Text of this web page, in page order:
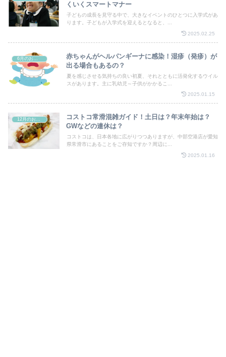
くいくスマートマナー
子どもの成長を見守る中で、大きなイベントのひとつに入学式があ
ります。子どもが入学式を迎えるとなると、...
2025.02.25
赤ちゃんがヘルパンギーナに感染！湿疹（発疹）が
出る場合もあるの？
夏を感じさせる気持ちの良い初夏、それとともに活発化するウイル
スがあります。主に乳幼児～子供がかかるこ...
2025.01.15
12月のお祭り
コストコ常滑混雑ガイド！土日は？年末年始は？
GWなどの連休は？
コストコは、日本各地に広がりつつありますが、中部空港店が愛知
県常滑市にあることをご存知ですか？周辺に...
2025.01.16